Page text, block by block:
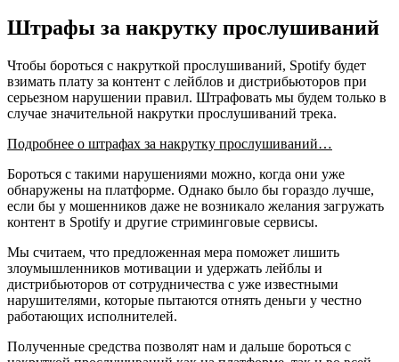
Штрафы за накрутку прослушиваний
Чтобы бороться с накруткой прослушиваний, Spotify будет
взимать плату за контент с лейблов и дистрибьюторов при
серьезном нарушении правил. Штрафовать мы будем только в
случае значительной накрутки прослушиваний трека.
Подробнее о штрафах за накрутку прослушиваний…
Бороться с такими нарушениями можно, когда они уже
обнаружены на платформе. Однако было бы гораздо лучше,
если бы у мошенников даже не возникало желания загружать
контент в Spotify и другие стриминговые сервисы.
Мы считаем, что предложенная мера поможет лишить
злоумышленников мотивации и удержать лейблы и
дистрибьюторов от сотрудничества с уже известными
нарушителями, которые пытаются отнять деньги у честно
работающих исполнителей.
Полученные средства позволят нам и дальше бороться с